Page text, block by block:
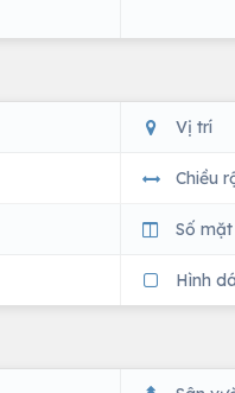
Vị trí
Chiều
Số
Hình